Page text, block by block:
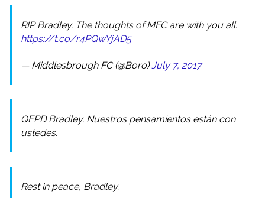
RIP Bradley. The thoughts of MFC are with you all.
https://t.co/r4PQwYjAD5
— Middlesbrough FC (@Boro)July 7, 2017
QEPD Bradley. Nuestros pensamientos están con
ustedes.
Rest in peace, Bradley.